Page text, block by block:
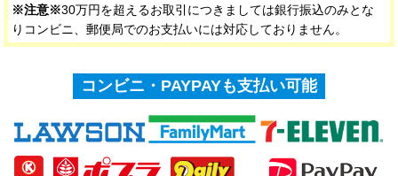
※注意※30万円を超えるお取引につきましては銀行振込のみとな
りコンビニ、郵便局でのお支払いには対応しておりません。
コンビニ・PAYPAYも支払い可能